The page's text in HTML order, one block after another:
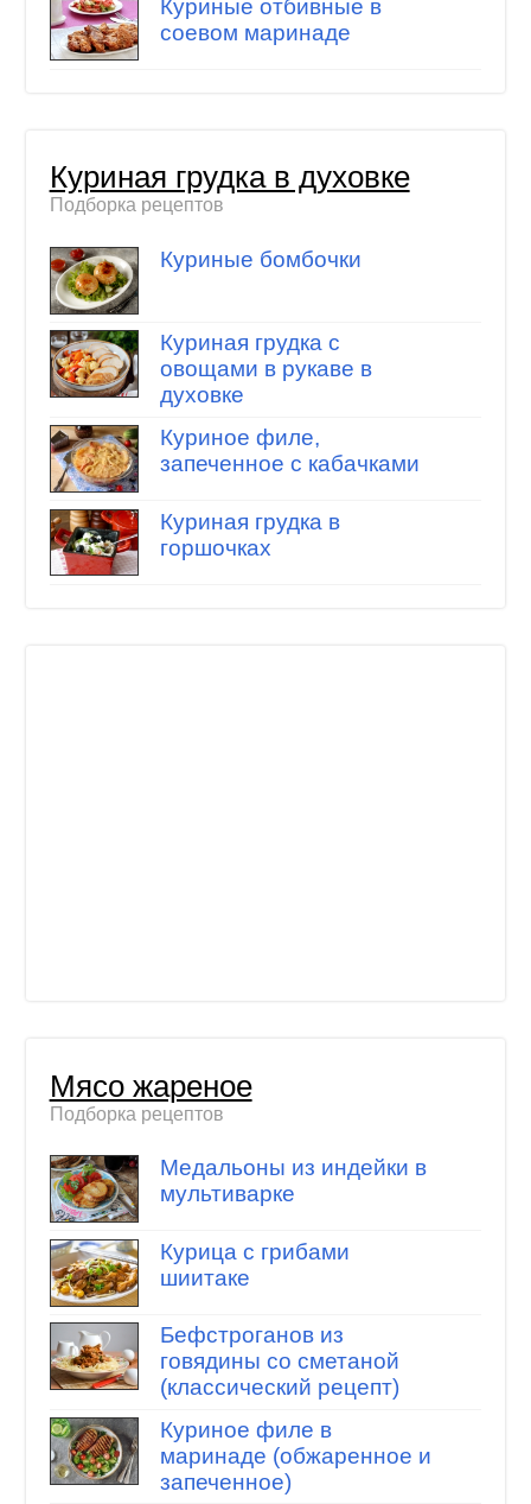
Куриные отбивные в
соевом маринаде
Куриная грудка в духовке
Подборка рецептов
Куриные бомбочки
Куриная грудка с
овощами в рукаве в
духовке
Куриное филе,
запеченное с кабачками
Куриная грудка в
горшочках
Мясо жареное
Подборка рецептов
Медальоны из индейки в
мультиварке
Курица с грибами
шиитаке
Бефстроганов из
говядины со сметаной
(классический рецепт)
Куриное филе в
маринаде (обжаренное и
запеченное)